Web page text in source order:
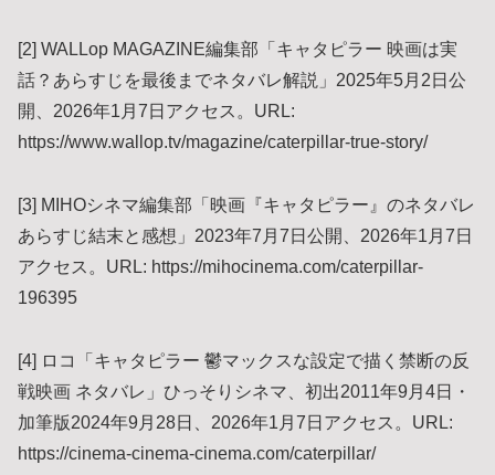
[2] WALLop MAGAZINE編集部「キャタピラー 映画は実
話？あらすじを最後までネタバレ解説」2025年5月2日公
開、2026年1月7日アクセス。URL:
https://www.wallop.tv/magazine/caterpillar-true-story/
[3] MIHOシネマ編集部「映画『キャタピラー』のネタバレ
あらすじ結末と感想」2023年7月7日公開、2026年1月7日
アクセス。URL: https://mihocinema.com/caterpillar-
196395
[4] ロコ「キャタピラー 鬱マックスな設定で描く禁断の反
戦映画 ネタバレ」ひっそりシネマ、初出2011年9月4日・
加筆版2024年9月28日、2026年1月7日アクセス。URL:
https://cinema-cinema-cinema.com/caterpillar/